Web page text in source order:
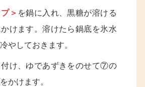
＞ を鍋に入れ、黒糖が溶ける
けます。溶けたら鍋底を氷水
やしておきます。
け、ゆであずきをのせて⑦の
かけます。